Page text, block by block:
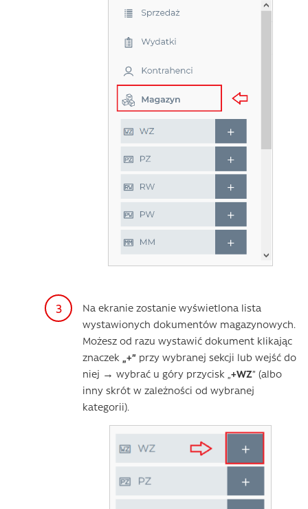
Na ekranie zostanie wyświetlona lista
wystawionych dokumentów magazynowych.
Możesz od razu wystawić dokument klikając
znaczek „+” przy wybranej sekcji lub wejść do
niej → wybrać u góry przycisk „+WZ” (albo
inny skrót w zależności od wybranej
kategorii).